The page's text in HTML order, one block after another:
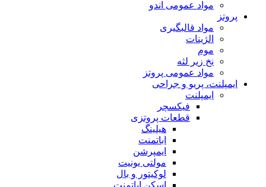
مواد عمومی اندو
پروتز
مواد قالبگیری
الژینات
موم
نخ زیر لثه
مواد عمومی پروتز
ایمپلنت، پریو و جراحی
ایمپلنت
فیکسچر
قطعات پروتزی
هیلینگ
اباتمنت
ایمپرشن
مولتی یونیت
لوکیتور و بال